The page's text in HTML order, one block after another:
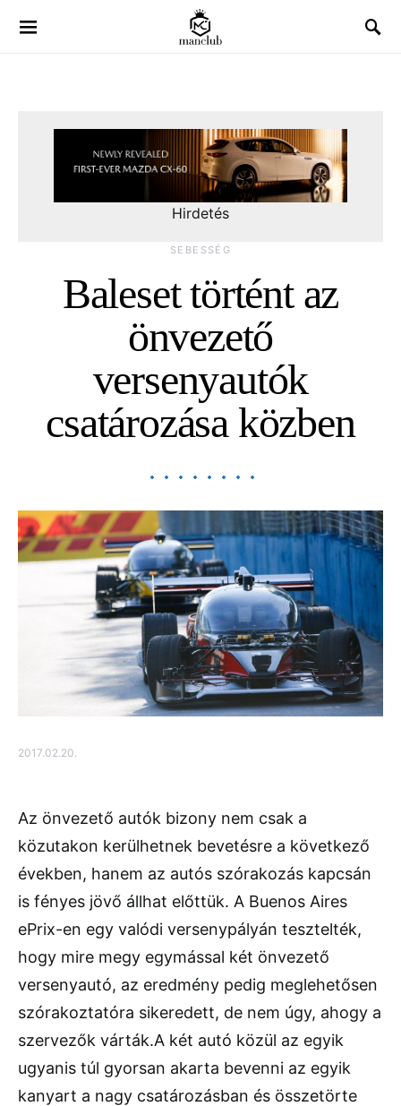
Hirdetés
SEBESSÉG
Baleset történt az
önvezető
versenyautók
csatározása közben
2017.02.20.
Az önvezető autók bizony nem csak a
közutakon kerülhetnek bevetésre a következő
években, hanem az autós szórakozás kapcsán
is fényes jövő állhat előttük. A Buenos Aires
ePrix-en egy valódi versenypályán tesztelték,
hogy mire megy egymással két önvezető
versenyautó, az eredmény pedig meglehetősen
szórakoztatóra sikeredett, de nem úgy, ahogy a
szervezők várták.A két autó közül az egyik
ugyanis túl gyorsan akarta bevenni az egyik
kanyart a nagy csatározásban és összetörte